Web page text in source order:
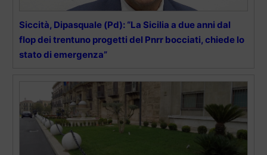
Siccità, Dipasquale (Pd): “La Sicilia a due anni dal
flop dei trentuno progetti del Pnrr bocciati, chiede lo
stato di emergenza”